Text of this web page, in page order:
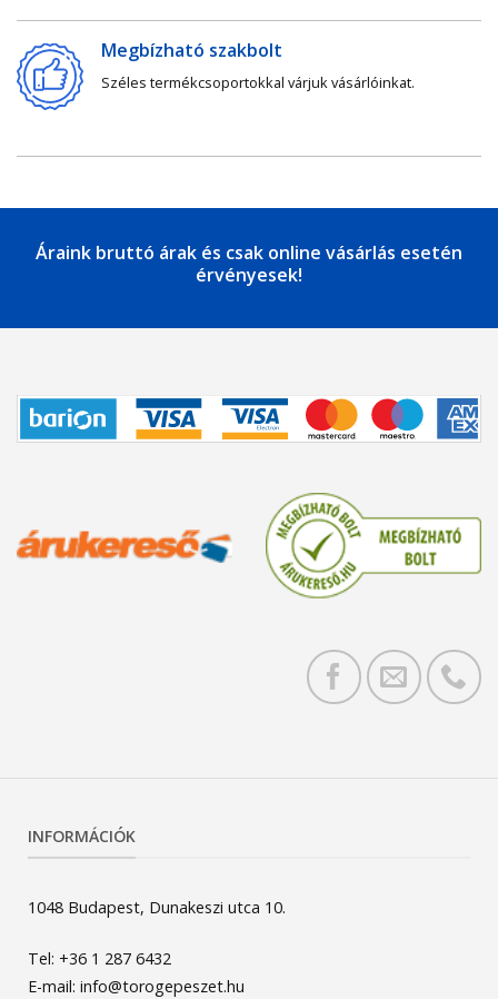
Megbízható szakbolt
Széles termékcsoportokkal várjuk vásárlóinkat.
Áraink bruttó árak és csak online vásárlás esetén
érvényesek!
INFORMÁCIÓK
1048 Budapest, Dunakeszi utca 10.
Tel: +36 1 287 6432
E-mail: info@torogepeszet.hu